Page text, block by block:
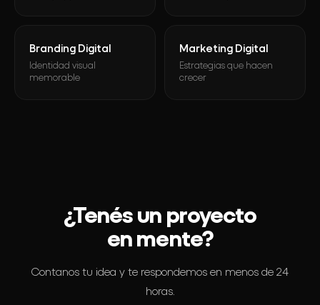
Branding Digital
Identidad visual
memorable
Marketing Digital
Estrategias que hacen
crecer
¿Tenés un proyecto
en mente?
Contanos tu idea y te respondemos en menos de 24
horas.